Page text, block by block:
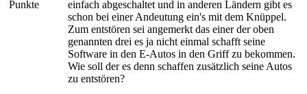
Punkte
einfach abgeschaltet und in anderen Ländern gibt es
schon bei einer Andeutung ein's mit dem Knüppel.
Zum entstören sei angemerkt das einer der oben
genannten drei es ja nicht einmal schafft seine
Software in den E-Autos in den Griff zu bekommen.
Wie soll der es denn schaffen zusätzlich seine Autos
zu entstören?